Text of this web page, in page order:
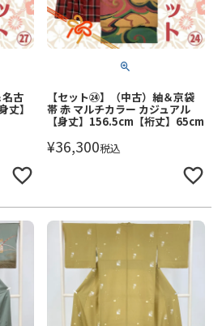
名古
丈】
【セット㉔】（中古）紬＆京袋
帯 赤 マルチカラー カジュアル
【身丈】156.5cm【裄丈】65cm
¥36,300税込